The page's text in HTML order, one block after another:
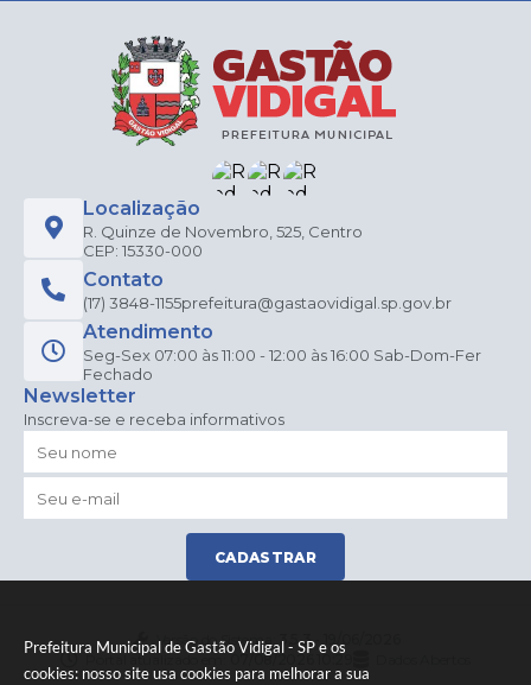
Prefeitura Municipal de Gastão Vidigal - SP e os
cookies: nosso site usa cookies para melhorar a sua
Localização
R. Quinze de Novembro, 525, Centro
CEP: 15330-000
Contato
(17) 3848-1155prefeitura@gastaovidigal.sp.gov.br
Atendimento
Seg-Sex 07:00 às 11:00 - 12:00 às 16:00 Sab-Dom-Fer
Fechado
Newsletter
Inscreva-se e receba informativos
CADASTRAR
Versão do Sistema:
3.5.3 - 19/06/2026
Portal atualizado em:
07/08/2026 10:29